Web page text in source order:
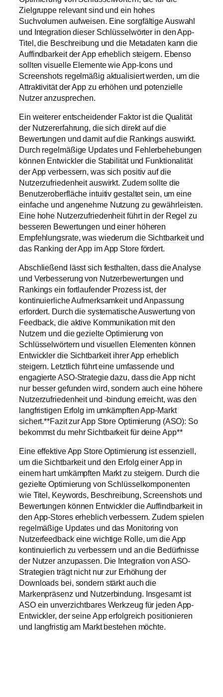
Zielgruppe relevant sind und ein hohes
Suchvolumen aufweisen. Eine sorgfältige Auswahl
und Integration dieser Schlüsselwörter in den App-
Titel, die Beschreibung und die Metadaten kann die
Auffindbarkeit der App erheblich steigern. Ebenso
sollten visuelle Elemente wie App-Icons und
Screenshots regelmäßig aktualisiert werden, um die
Attraktivität der App zu erhöhen und potenzielle
Nutzer anzusprechen.
Ein weiterer entscheidender Faktor ist die Qualität
der Nutzererfahrung, die sich direkt auf die
Bewertungen und damit auf die Rankings auswirkt.
Durch regelmäßige Updates und Fehlerbehebungen
können Entwickler die Stabilität und Funktionalität
der App verbessern, was sich positiv auf die
Nutzerzufriedenheit auswirkt. Zudem sollte die
Benutzeroberfläche intuitiv gestaltet sein, um eine
einfache und angenehme Nutzung zu gewährleisten.
Eine hohe Nutzerzufriedenheit führt in der Regel zu
besseren Bewertungen und einer höheren
Empfehlungsrate, was wiederum die Sichtbarkeit und
das Ranking der App im App Store fördert.
Abschließend lässt sich festhalten, dass die Analyse
und Verbesserung von Nutzerbewertungen und
Rankings ein fortlaufender Prozess ist, der
kontinuierliche Aufmerksamkeit und Anpassung
erfordert. Durch die systematische Auswertung von
Feedback, die aktive Kommunikation mit den
Nutzern und die gezielte Optimierung von
Schlüsselwörtern und visuellen Elementen können
Entwickler die Sichtbarkeit ihrer App erheblich
steigern. Letztlich führt eine umfassende und
engagierte ASO-Strategie dazu, dass die App nicht
nur besser gefunden wird, sondern auch eine höhere
Nutzerzufriedenheit und -bindung erreicht, was den
langfristigen Erfolg im umkämpften App-Markt
sichert.**Fazit zur App Store Optimierung (ASO): So
bekommst du mehr Sichtbarkeit für deine App**
Eine effektive App Store Optimierung ist essenziell,
um die Sichtbarkeit und den Erfolg einer App in
einem hart umkämpften Markt zu steigern. Durch die
gezielte Optimierung von Schlüsselkomponenten
wie Titel, Keywords, Beschreibung, Screenshots und
Bewertungen können Entwickler die Auffindbarkeit in
den App-Stores erheblich verbessern. Zudem spielen
regelmäßige Updates und das Monitoring von
Nutzerfeedback eine wichtige Rolle, um die App
kontinuierlich zu verbessern und an die Bedürfnisse
der Nutzer anzupassen. Die Integration von ASO-
Strategien trägt nicht nur zur Erhöhung der
Downloads bei, sondern stärkt auch die
Markenpräsenz und Nutzerbindung. Insgesamt ist
ASO ein unverzichtbares Werkzeug für jeden App-
Entwickler, der seine App erfolgreich positionieren
und langfristig am Markt bestehen möchte.